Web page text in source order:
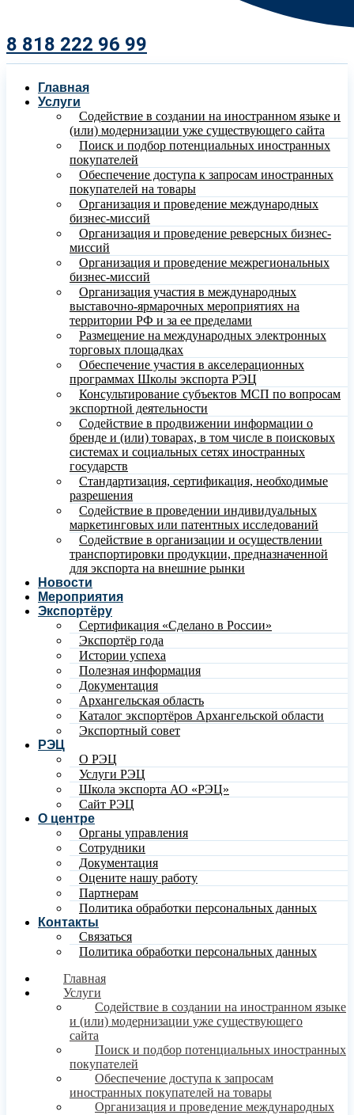
8 818 222 96 99​
Главная
Услуги
Содействие в создании на иностранном языке и
(или) модернизации уже существующего сайта
Поиск и подбор потенциальных иностранных
покупателей
Обеспечение доступа к запросам иностранных
покупателей на товары
Организация и проведение международных
бизнес-миссий
Организация и проведение реверсных бизнес-
миссий
Организация и проведение межрегиональных
бизнес-миссий
Организация участия в международных
выставочно-ярмарочных мероприятиях на
территории РФ и за ее пределами
Размещение на международных электронных
торговых площадках
Обеспечение участия в акселерационных
программах Школы экспорта РЭЦ
Консультирование субъектов МСП по вопросам
экспортной деятельности
Содействие в продвижении информации о
бренде и (или) товарах, в том числе в поисковых
системах и социальных сетях иностранных
государств
Стандартизация, сертификация, необходимые
разрешения
Содействие в проведении индивидуальных
маркетинговых или патентных исследований
Содействие в организации и осуществлении
транспортировки продукции, предназначенной
для экспорта на внешние рынки
Новости
Мероприятия
Экспортёру
Сертификация «Сделано в России»
Экспортёр года
Истории успеха
Полезная информация
Документация
Архангельская область
Каталог экспортёров Архангельской области
Экспортный совет
РЭЦ
О РЭЦ
Услуги РЭЦ
Школа экспорта АО «РЭЦ»
Сайт РЭЦ
О центре
Органы управления
Сотрудники
Документация
Оцените нашу работу
Партнерам
Политика обработки персональных данных
Контакты
Связаться
Политика обработки персональных данных
Главная
Услуги
Содействие в создании на иностранном языке
и (или) модернизации уже существующего
сайта
Поиск и подбор потенциальных иностранных
покупателей
Обеспечение доступа к запросам
иностранных покупателей на товары
Организация и проведение международных